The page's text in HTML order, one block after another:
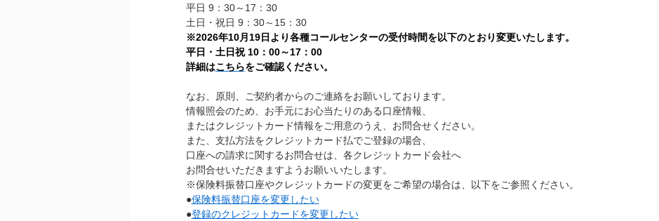
平日 9：30～17：30
土日・祝日 9：30～15：30
※2026年10月19日より各種コールセンターの受付時間を以下のとおり変更いたします。
平日・土日祝 10：00～17：00
詳細はこちらをご確認ください。
なお、原則、ご契約者からのご連絡をお願いしております。
情報照会のため、お手元にお心当たりのある口座情報、
またはクレジットカード情報をご用意のうえ、お問合せください。
また、支払方法をクレジットカード払でご登録の場合、
口座への請求に関するお問合せは、各クレジットカード会社へ
お問合せいただきますようお願いいたします。
※保険料振替口座やクレジットカードの変更をご希望の場合は、以下をご参照ください。
●保険料振替口座を変更したい
●登録のクレジットカードを変更したい